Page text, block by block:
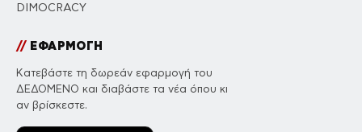
DIMOCRACY
//ΕΦΑΡΜΟΓΗ
Κατεβάστε τη δωρεάν εφαρμογή του
ΔΕΔΟΜΕΝΟ και διαβάστε τα νέα όπου κι
αν βρίσκεστε.